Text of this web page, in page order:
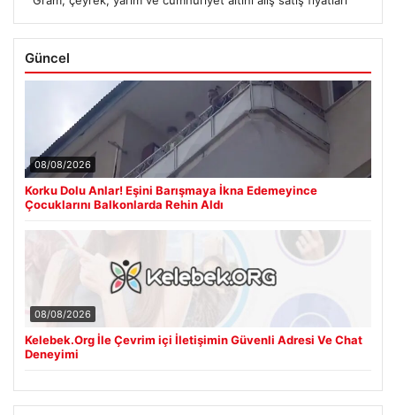
Güncel
08/08/2026
Korku Dolu Anlar! Eşini Barışmaya İkna Edemeyince
Çocuklarını Balkonlarda Rehin Aldı
08/08/2026
Kelebek.Org İle Çevrim içi İletişimin Güvenli Adresi Ve Chat
Deneyimi